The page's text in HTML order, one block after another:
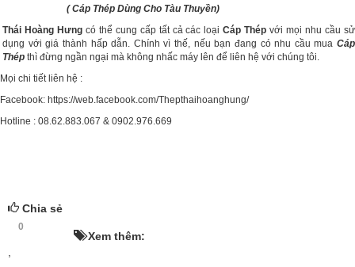
( Cáp Thép Dùng Cho Tàu Thuyền)
Thái Hoàng Hưngcó thể cung cấp tất cả các loạiCáp Thép với mọi nhu cầu sử
dụng với giá thành hấp dẫn. Chính vì thế, nếu bạn đang có nhu cầu mua Cáp
Thép thì đừng ngần ngại mà không nhấc máy lên để liên hệ với chúng tôi.
Mọi chi tiết liên hệ :
Facebook: https://web.facebook.com/Thepthaihoanghung/
Hotline : 08.62.883.067 & 0902.976.669
Chia sẻ
0
Xem thêm: